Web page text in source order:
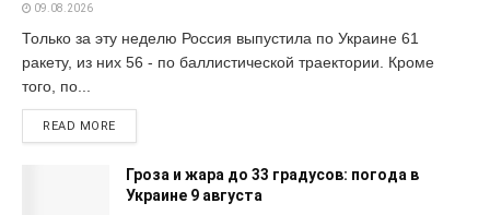
09.08.2026
Только за эту неделю Россия выпустила по Украине 61
ракету, из них 56 - по баллистической траектории. Кроме
того, по...
READ MORE
Гроза и жара до 33 градусов: погода в
Украине 9 августа